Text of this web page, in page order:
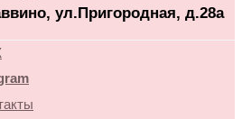
ул.Пригородная, д.28а